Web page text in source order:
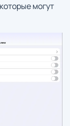
могут